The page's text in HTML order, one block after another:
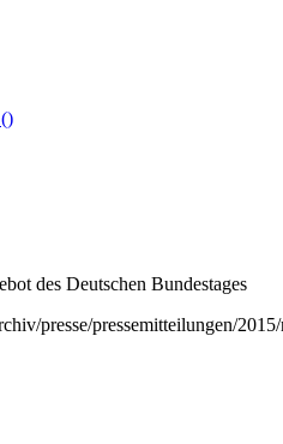
()
des Deutschen Bundestages
presse/pressemitteilungen/2015/